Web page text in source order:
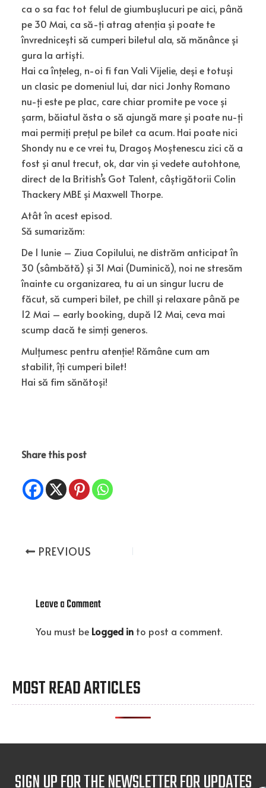
ca o sa fac tot felul de giumbușlucuri pe aici, până
pe 30 Mai, ca să-ți atrag atenția și poate te
învrednicești să cumperi biletul ala, să mănânce și
gura la artiști.
Hai ca înțeleg, n-oi fi fan Vali Vijelie, deși e totuși
un clasic pe domeniul lui, dar nici Jonhy Romano
nu-ți este pe plac, care chiar promite pe voce și
șarm, băiatul ăsta o să ajungă mare și poate nu-ți
mai permiți prețul pe bilet ca acum. Hai poate nici
Shondy nu e ce vrei tu, Dragoș Moștenescu zici că a
fost și anul trecut, ok, dar vin și vedete autohtone,
direct de la British’s Got Talent, câștigătorii Colin
Thackery MBE și Maxwell Thorpe.
Atât în acest episod.
Să sumarizăm:
De 1 Iunie – Ziua Copilului, ne distrăm anticipat în
30 (sâmbătă) și 31 Mai (Duminică), noi ne stresăm
înainte cu organizarea, tu ai un singur lucru de
făcut, să cumperi bilet, pe chill și relaxare până pe
12 Mai – early booking, după 12 Mai, ceva mai
scump dacă te simți generos.
Mulțumesc pentru atenție! Rămâne cum am
stabilit, îți cumperi bilet!
Hai să fim sănătoși!
Share this post
PREVIOUS
Leave a Comment
You must be Logged in to post a comment.
MOST READ ARTICLES